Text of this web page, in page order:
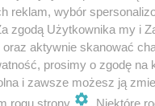
Miszalski, Prezydent
reklam, wybór
zgodą Użytkownika my i
aktywnie skanować
prosimy o zgodę na
i zawsze możesz ją
rogu strony
. Niektóre